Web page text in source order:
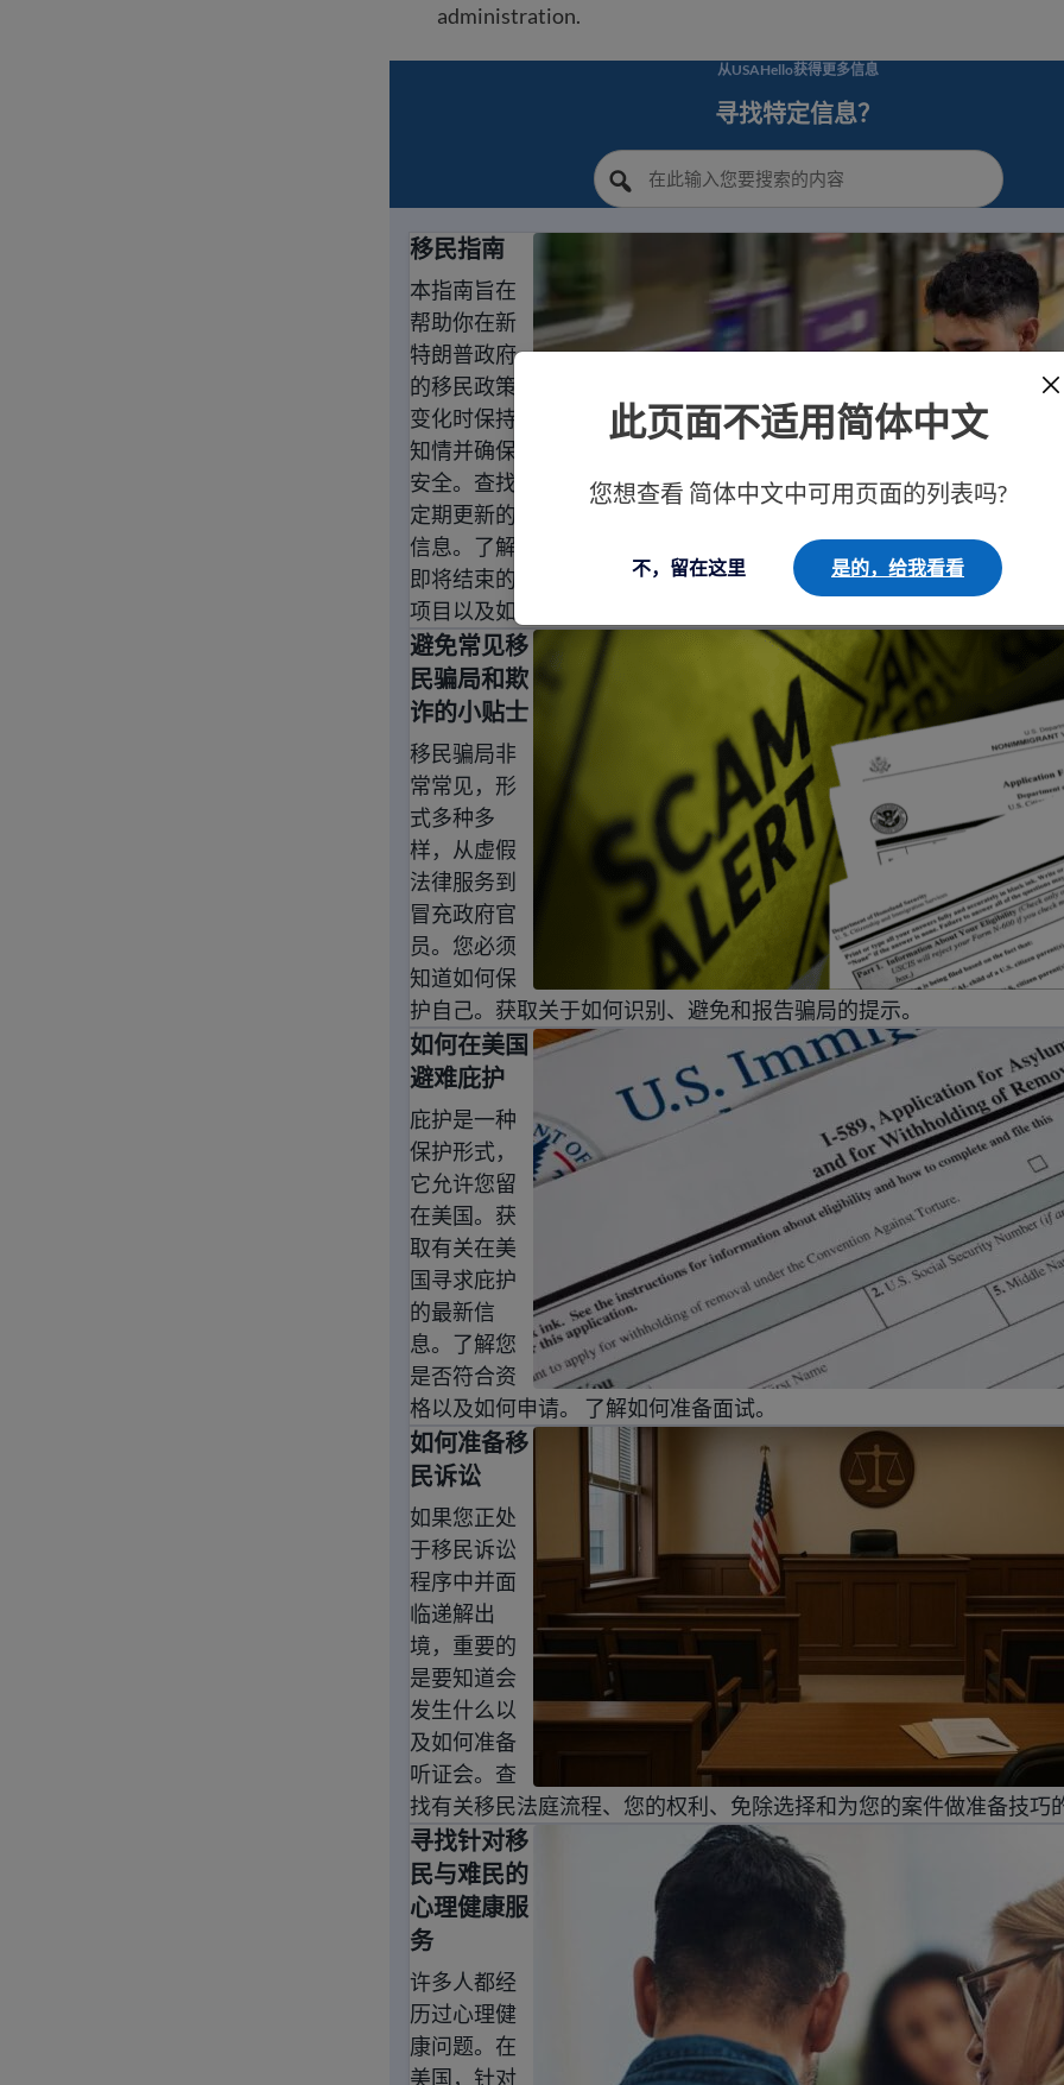
此页面不适用简体中文
您想查看 简体中文中可用页面的列表吗?
不，留在这里 是的，给我看看
administration.
从USAHello获得更多信息
寻找特定信息？
移民指南
移民指南
本指南旨在
帮助你在新
特朗普政府
的移民政策
变化时保持
知情并确保
安全。查找
定期更新的
信息。了解
即将结束的
项目以及如何申请可用福利。了解您的权利以及如何获得帮助。
避免常见移民骗局和欺诈的小贴士
避免常见移
民骗局和欺
诈的小贴士
移民骗局非
常常见，形
式多种多
样，从虚假
法律服务到
冒充政府官
员。您必须
知道如何保
护自己。获取关于如何识别、避免和报告骗局的提示。
如何在美国避难庇护
如何在美国
避难庇护
庇护是一种
保护形式，
它允许您留
在美国。获
取有关在美
国寻求庇护
的最新信
息。了解您
是否符合资
格以及如何申请。 了解如何准备面试。
如何准备移民诉讼
如何准备移
民诉讼
如果您正处
于移民诉讼
程序中并面
临递解出
境，重要的
是要知道会
发生什么以
及如何准备
听证会。查
找有关移民法庭流程、您的权利、免除选择和为您的案件做准备技巧
寻找针对移民与难民的心理健康服务
寻找针对移
民与难民的
心理健康服
务
许多人都经
历过心理健
康问题。在
美国，针对